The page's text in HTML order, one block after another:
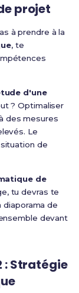
projet
à prendre à la
, te
d'une
? Optimaliser
des mesures
Le
de
de
tu devras te
de
devant
: Stratégie